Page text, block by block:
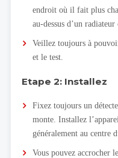
endroit où il fait plus
au-dessus d’un
Veillez toujours à
et le test.
Etape 2: Installez
Fixez toujours un
monte. Installez
généralement au centre
Vous pouvez accrocher